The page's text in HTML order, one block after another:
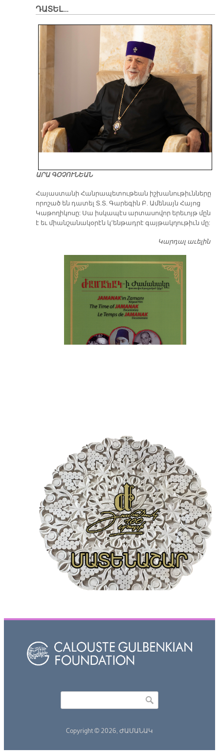
ԴԱՏԵԼ…
ԱՐԱ ԳՕՉՈՒՆԵԱՆ
​Հայաստանի Հանրապետութեան իշխանութիւնները
որոշած են դատել Տ.Տ. Գարեգին Բ. Ամենայն Հայոց
Կաթողիկոսը: Սա իսկապէս արտասովոր երեւոյթ մըն
է եւ միանշանակօրէն կ՚ենթադրէ գայթակղութիւն մը:
Կարդալ աւելին
Copyright © 2026, ԺԱՄԱՆԱԿ